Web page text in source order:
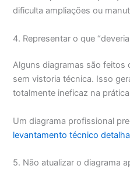
dificulta ampliações ou
4. Representar o que
Alguns diagramas são feitos
sem vistoria técnica. Isso
totalmente ineficaz na
Um diagrama profissional
levantamento técnico
5. Não atualizar o diagrama